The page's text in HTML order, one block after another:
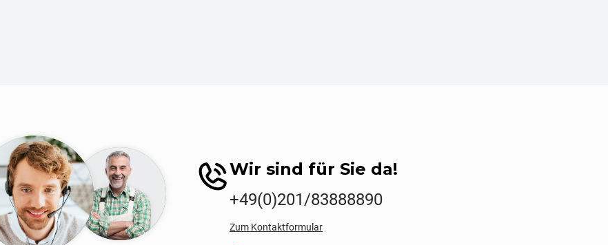
Wir sind für Sie da!
+49(0)201/83888890
Zum Kontaktformular